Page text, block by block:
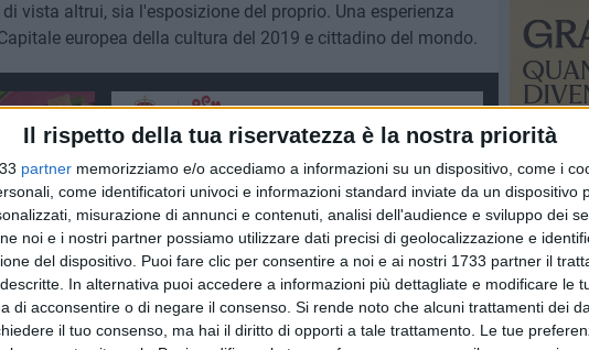
Il rispetto della tua riservatezza è la nostra priorità
partner memorizziamo e/o accediamo a informazioni su un dispositivo, come i
come identificatori univoci e informazioni standard inviate da un dispositivo
misurazione di annunci e contenuti, analisi dell'audience e sviluppo dei
noi e i nostri partner possiamo utilizzare dati precisi di geolocalizzazione e
del dispositivo. Puoi fare clic per consentire a noi e ai nostri 1733 partner il
In alternativa puoi accedere a informazioni più dettagliate e modificare le
di acconsentire o di negare il consenso. Si rende noto che alcuni trattamenti dei
il tuo consenso, ma hai il diritto di opporti a tale trattamento. Le tue
vista altrui, sia l'esposizione del proprio. Una esperienza
europea della cultura del 2019 e cittadino del mondo.